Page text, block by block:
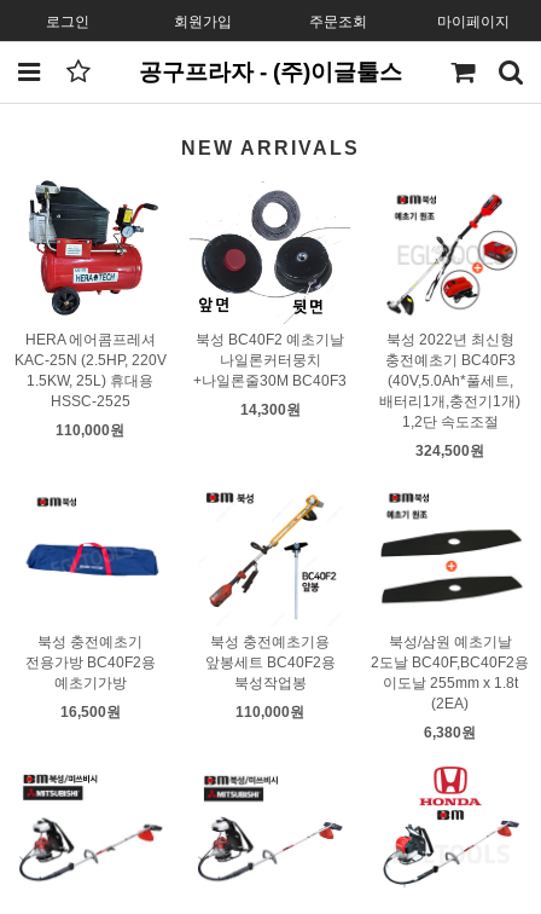
로그인 회원가입 주문조회 마이페이지
공구프라자 - (주)이글툴스
NEW ARRIVALS
HERA 에어콤프레셔
KAC-25N (2.5HP, 220V
1.5KW, 25L) 휴대용
HSSC-2525
110,000원
북성 BC40F2 예초기날
나일론커터뭉치
+나일론줄30M BC40F3
14,300원
북성 2022년 최신형
충전예초기 BC40F3
(40V,5.0Ah*풀세트,
배터리1개,충전기1개)
1,2단 속도조절
324,500원
북성 충전예초기
전용가방 BC40F2용
예초기가방
16,500원
북성 충전예초기용
앞봉세트 BC40F2용
북성작업봉
110,000원
북성/삼원 예초기날
2도날 BC40F,BC40F2용
이도날 255mm x 1.8t
(2EA)
6,380원